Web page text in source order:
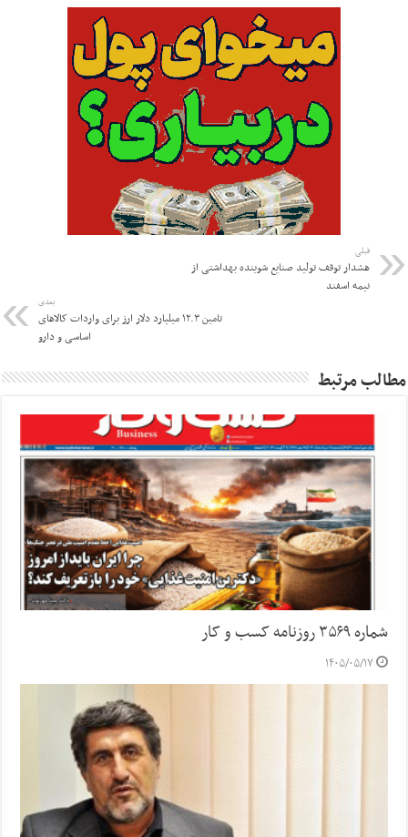
قبلی
هشدار توقف تولید صنایع شوینده بهداشتی از
نیمه اسفند
بعدی
تامین ۱۲.۳ میلیارد دلار ارز برای واردات کالاهای
اساسی و دارو
مطالب مرتبط
شماره ۳۵۶۹ روزنامه کسب و کار
۱۴۰۵/۰۵/۱۷